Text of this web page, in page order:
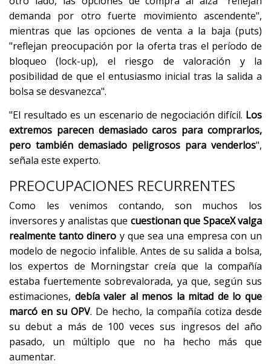
demanda por otro fuerte movimiento ascendente",
mientras que las opciones de venta a la baja (puts)
"reflejan preocupación por la oferta tras el período de
bloqueo (lock-up), el riesgo de valoración y la
posibilidad de que el entusiasmo inicial tras la salida a
bolsa se desvanezca".
"El resultado es un escenario de negociación difícil. Los
extremos parecen demasiado caros para comprarlos,
pero también demasiado peligrosos para venderlos",
señala este experto.
PREOCUPACIONES RECURRENTES
Como les venimos contando, son muchos los
inversores y analistas que cuestionan que SpaceX valga
realmente tanto dinero y que sea una empresa con un
modelo de negocio infalible. Antes de su salida a bolsa,
los expertos de Morningstar creía que la compañía
estaba fuertemente sobrevalorada, ya que, según sus
estimaciones, debía valer al menos la mitad de lo que
marcó en su OPV. De hecho, la compañía cotiza desde
su debut a más de 100 veces sus ingresos del año
pasado, un múltiplo que no ha hecho más que
aumentar.